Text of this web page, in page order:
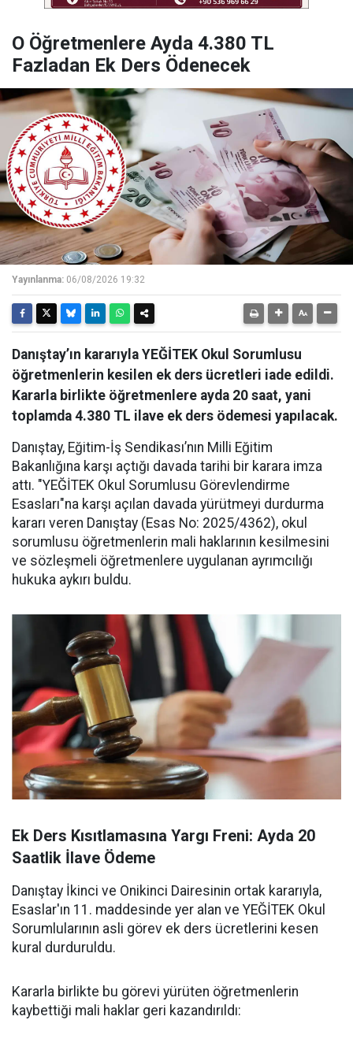
O Öğretmenlere Ayda 4.380 TL
Fazladan Ek Ders Ödenecek
Yayınlanma: 06/08/2026 19:32
Danıştay’ın kararıyla YEĞİTEK Okul Sorumlusu
öğretmenlerin kesilen ek ders ücretleri iade edildi.
Kararla birlikte öğretmenlere ayda 20 saat, yani
toplamda 4.380 TL ilave ek ders ödemesi yapılacak.
Danıştay, Eğitim-İş Sendikası’nın Milli Eğitim
Bakanlığına karşı açtığı davada tarihi bir karara imza
attı. "YEĞİTEK Okul Sorumlusu Görevlendirme
Esasları"na karşı açılan davada yürütmeyi durdurma
kararı veren Danıştay (Esas No: 2025/4362), okul
sorumlusu öğretmenlerin mali haklarının kesilmesini
ve sözleşmeli öğretmenlere uygulanan ayrımcılığı
hukuka aykırı buldu.
Ek Ders Kısıtlamasına Yargı Freni: Ayda 20
Saatlik İlave Ödeme
Danıştay İkinci ve Onikinci Dairesinin ortak kararıyla,
Esaslar'ın 11. maddesinde yer alan ve YEĞİTEK Okul
Sorumlularının asli görev ek ders ücretlerini kesen
kural durduruldu.
Kararla birlikte bu görevi yürüten öğretmenlerin
kaybettiği mali haklar geri kazandırıldı: